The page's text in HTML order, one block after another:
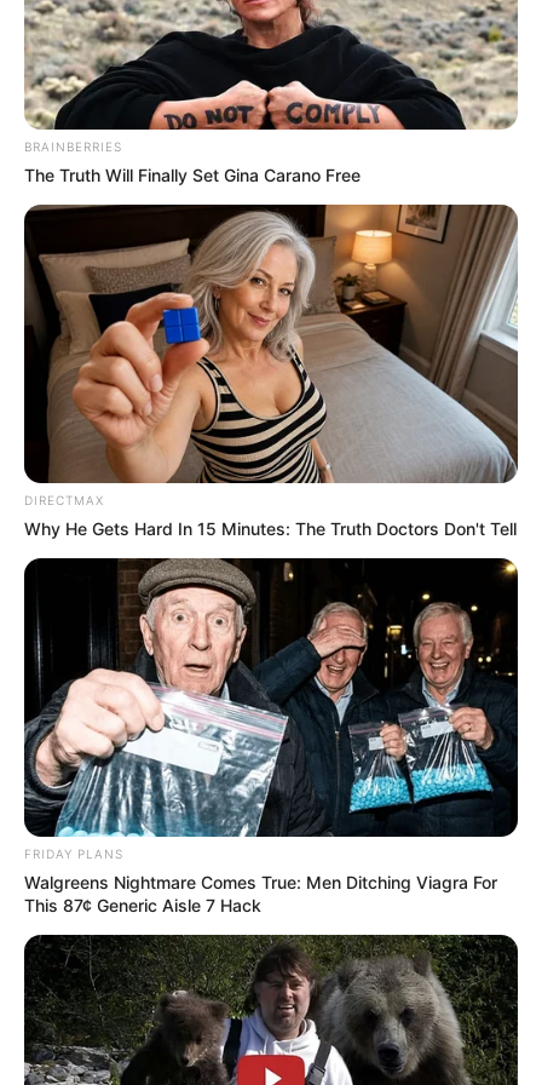
Angebote Kindergeburtstag für Konstanz,
Meersburg und Uhldingen-Mühlhofen mit der
weiteren Umgebung:
Affenberg Salem
Affenfreigehege können mehr als 200
Berberaffen wie in der freien Natur
beobachtet und gefüttert werden. Außerdem gibt es eine
Storchenstation und ein weiteres begehbares Gehege mit
Damwild.
Dornier-Museum Friedrichshafen
Als Erlebniswelt der Luft- und Raumfahrt
gehört das an den Luftfahrtpionier Claude
Dornier erinnernde Museum zu den
beeindruckendsten technischen Museen in
Süddeutschland
Bodenseeregion.
Ravensburger Spieleland
Im Land der unbegrenzten Möglichkeiten
der bekannten Puzzle-Firma
Ravensburger AG gibt es besonders für
Familien mit kleinen Kindern viele Abenteuer- und
Erlebnismöglichkeiten.
Links zu Angeboten für den Kindergeburtstag in
und um Konstanz, Meersburg und Uhldingen-
Mühlhofen:
Bodensee-Therme-Überlingen - Im großen Thermal-
und Erlebnisbereich befinden sich neben Innen- und
Außenbecken zahlreiche weitere
BRAINBERRIES
The Truth Will Finally Set Gina Carano Free
DIRECTMAX
Why He Gets Hard In 15 Minutes: The Truth Doctors Don't Tell
FRIDAY PLANS
Walgreens Nightmare Comes True: Men Ditching Viagra For
This 87¢ Generic Aisle 7 Hack